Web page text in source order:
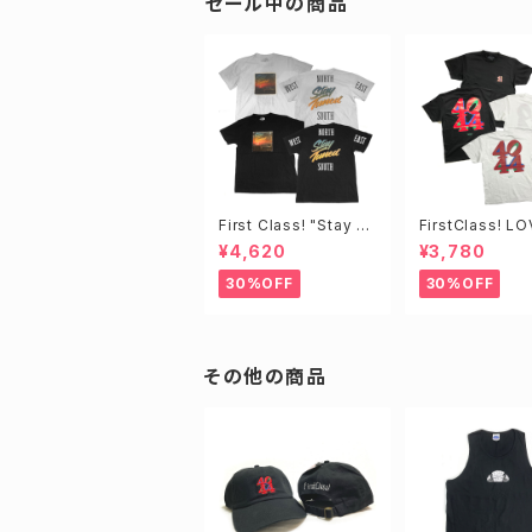
First Class! "Stay T
uned"TEE
¥4,620
30%OFF
FirstClass!
e
¥3,780
30%OFF
その他の商品